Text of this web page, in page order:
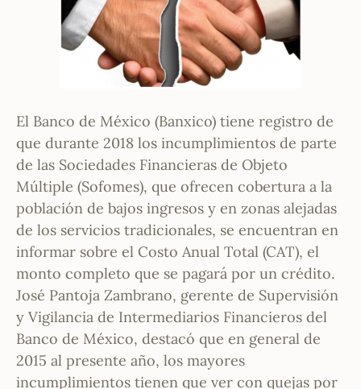
El Banco de México (Banxico) tiene registro de
que durante 2018 los incumplimientos de parte
de las Sociedades Financieras de Objeto
Múltiple (Sofomes), que ofrecen cobertura a la
población de bajos ingresos y en zonas alejadas
de los servicios tradicionales, se encuentran en
informar sobre el Costo Anual Total (CAT), el
monto completo que se pagará por un crédito.
José Pantoja Zambrano, gerente de Supervisión
y Vigilancia de Intermediarios Financieros del
Banco de México, destacó que en general de
2015 al presente año, los mayores
incumplimientos tienen que ver con quejas por